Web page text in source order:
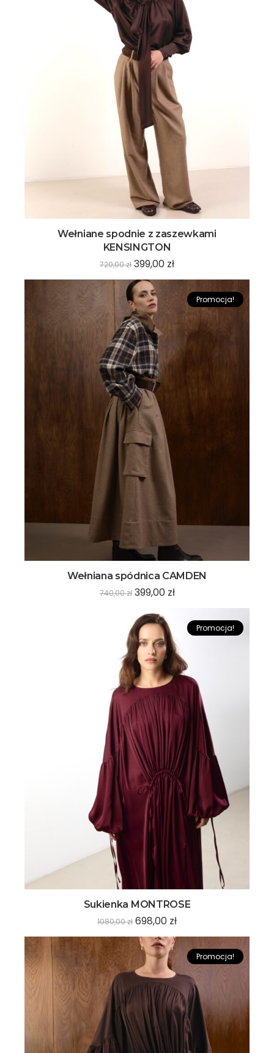
Wełniane spodnie z zaszewkami
KENSINGTON
720,00zł 399,00 zł
Promocja!
Wełniana spódnica CAMDEN
740,00zł 399,00 zł
Promocja!
Sukienka MONTROSE
1080,00zł 698,00 zł
Promocja!